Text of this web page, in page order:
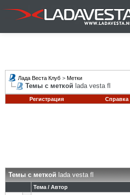
Лада Веста Клуб > Метки
Темы с меткой lada vesta fl
Регистрация Справка
Темы с меткой lada vesta fl
Тема / Автор